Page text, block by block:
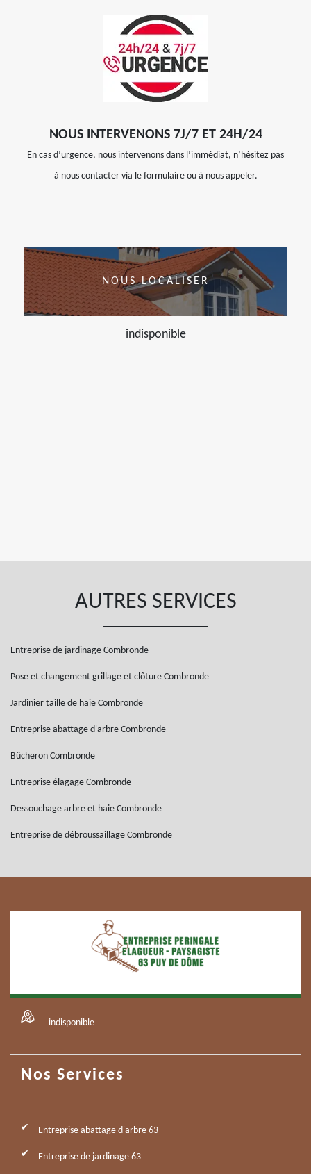
NOUS INTERVENONS 7J/7 ET 24H/24
En cas d’urgence, nous intervenons dans l’immédiat, n’hésitez pas
à nous contacter via le formulaire ou à nous appeler.
NOUS LOCALISER
indisponible
AUTRES SERVICES
Entreprise de jardinage Combronde
Pose et changement grillage et clôture Combronde
Jardinier taille de haie Combronde
Entreprise abattage d'arbre Combronde
Bûcheron Combronde
Entreprise élagage Combronde
Dessouchage arbre et haie Combronde
Entreprise de débroussaillage Combronde
indisponible
Nos Services
Entreprise abattage d'arbre 63
Entreprise de jardinage 63